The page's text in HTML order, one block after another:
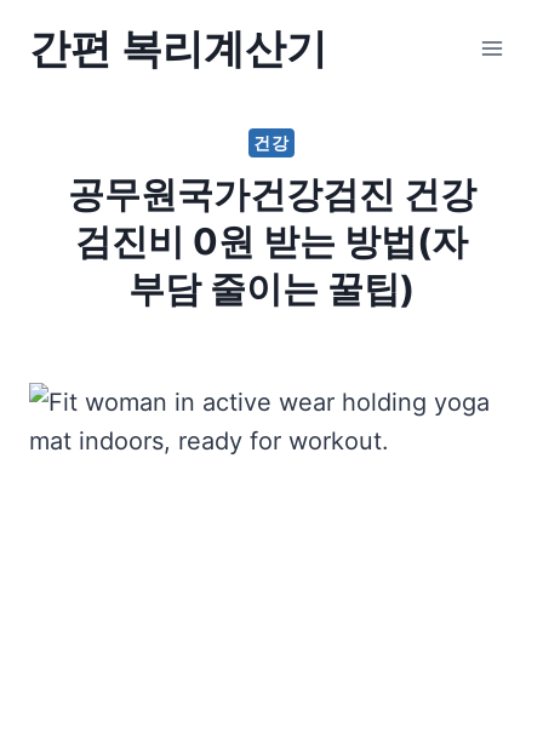
간편 복리계산기
건강
공무원국가건강검진 건강
검진비 0원 받는 방법(자
부담 줄이는 꿀팁)